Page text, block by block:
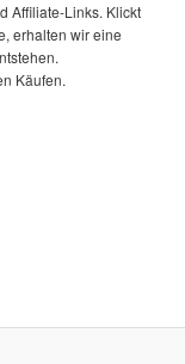
Affiliate-Links. Klickt
erhalten wir eine
Käufen.